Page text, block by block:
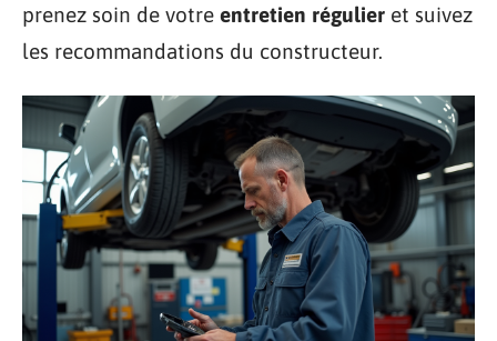
prenez soin de votre entretien régulier et suivez
les recommandations du constructeur.